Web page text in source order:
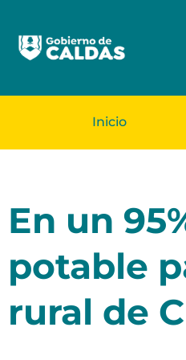
Inicio
En un
potable
rural de